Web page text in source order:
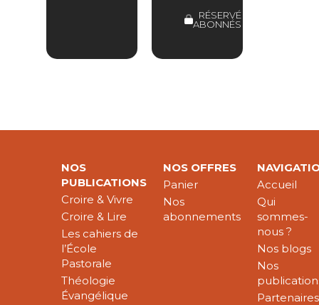
RÉSERVÉ
ABONNÉS
NOS
PUBLICATIONS
Croire & Vivre
Croire & Lire
Les cahiers de
l’École
Pastorale
Théologie
Évangélique
NOS OFFRES
Panier
Nos
abonnements
Accueil
Qui
sommes-
nous ?
Nos blogs
Nos
Partenaires